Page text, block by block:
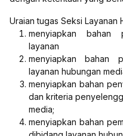
Uraian tugas Seksi
menyiapkan bahan
layanan
menyiapkan bahan
layanan hubungan
menyiapkan bahan
dan kriteria
media;
menyiapkan bahan